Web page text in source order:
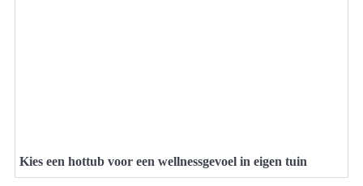
Kies een hottub voor een wellnessgevoel in eigen tuin